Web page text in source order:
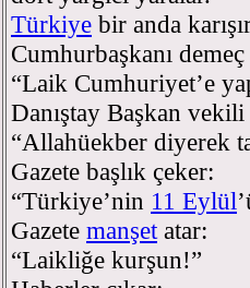
Türkiye bir anda
Cumhurbaşkanı
“Laik Cumhuriyet’e
Danıştay Başkan
“Allahüekber diyerek
Gazete başlık çeker:
“Türkiye’nin 11 Eylül
Gazete manşetatar:
“Laikliğe kurşun!”